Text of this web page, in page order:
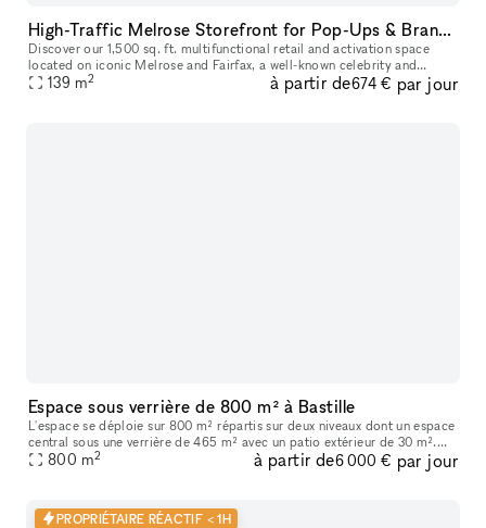
High-Traffic Melrose Storefront for Pop-Ups & Brand Activations
Discover our 1,500 sq. ft. multifunctional retail and activation space
located on iconic Melrose and Fairfax, a well-known celebrity and
cultural hotspot in Los Angeles. Surrounded by luxury brands
139 m2 à partir de674 € par jour
Espace sous verrière de 800 m² à Bastille
L'espace se déploie sur 800 m² répartis sur deux niveaux dont un espace
central sous une verrière de 465 m² avec un patio extérieur de 30 m².
Vous trouverez en pièce jointe une présentation détaillée
800 m2 à partir de6 000 € par jour
PROPRIÉTAIRE RÉACTIF < 1H